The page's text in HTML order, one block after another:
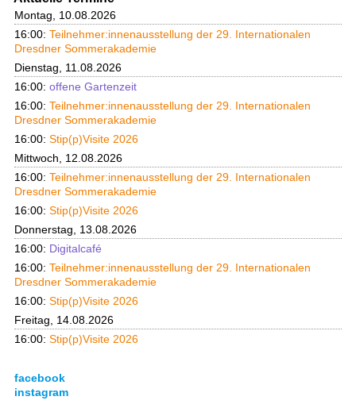
Montag, 10.08.2026
16:00: Teilnehmer:innenausstellung der 29. Internationalen
Dresdner Sommerakademie
Dienstag, 11.08.2026
16:00: offene Gartenzeit
16:00: Teilnehmer:innenausstellung der 29. Internationalen
Dresdner Sommerakademie
16:00: Stip(p)Visite 2026
Mittwoch, 12.08.2026
16:00: Teilnehmer:innenausstellung der 29. Internationalen
Dresdner Sommerakademie
16:00: Stip(p)Visite 2026
Donnerstag, 13.08.2026
16:00: Digitalcafé
16:00: Teilnehmer:innenausstellung der 29. Internationalen
Dresdner Sommerakademie
16:00: Stip(p)Visite 2026
Freitag, 14.08.2026
16:00: Stip(p)Visite 2026
facebook
instagram